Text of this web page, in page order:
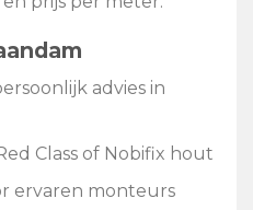
advies in
Class of Nobifix hout
ervaren monteurs